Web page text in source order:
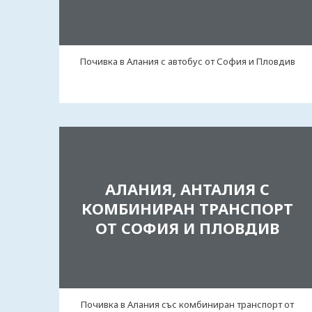
Почивка в Алания с автобус от София и Пловдив
АЛАНИЯ, АНТАЛИЯ С
КОМБИНИРАН ТРАНСПОРТ
ОТ СОФИЯ И ПЛОВДИВ
Почивка в Алания със комбиниран транспорт от